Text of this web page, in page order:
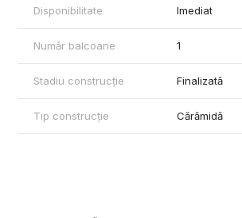
Disponibilitate Imediat
Număr balcoane 1
Stadiu construcție Finalizată
Tip construcție Cărămidă